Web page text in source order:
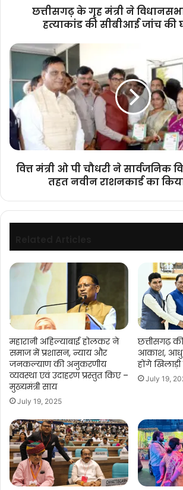
की
घोषणा
छत्तीसगढ़ के गृह मंत्री ने
हत्याकांड की सीबीआई जांच की
वित्त
मंत्री
चौधरी
ने
सार्वजनिक
वितरण
प्रणाली
तहत
राशनकार्ड
का
किया
वित्त मंत्री ओ पी चौधरी ने सार्वजनिक
तहत नवीन राशनकार्ड का
महारानी अहिल्याबाई होलकर ने
समाज में प्रशासन, न्याय और
जनकल्याण की अनुकरणीय
व्यवस्था एवं उदाहरण प्रस्तुत किए –
मुख्यमंत्री साय
July 19, 2025
छत्तीसगढ़
आकाश,
होंगे
July 19,